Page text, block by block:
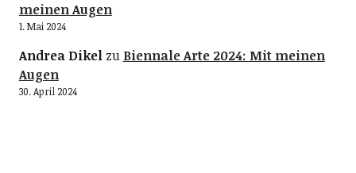
meinen Augen
1. Mai 2024
Andrea Dikelzu Biennale Arte 2024: Mit meinen
Augen
30. April 2024